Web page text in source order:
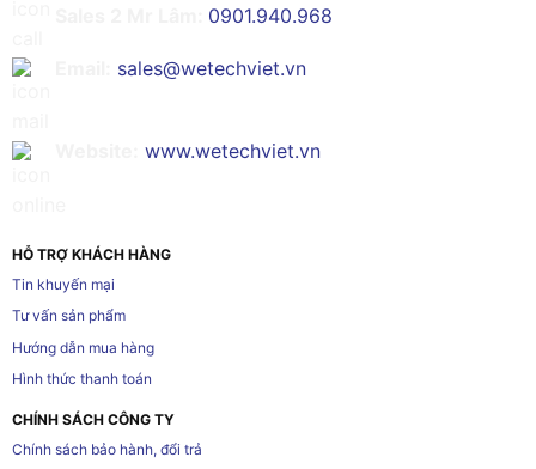
0901.940.968
sales@wetechviet.vn
www.wetechviet.vn
HỖ TRỢ KHÁCH HÀNG
Tin khuyến mại
Tư vấn sản phẩm
Hướng dẫn mua hàng
Hình thức thanh toán
CHÍNH SÁCH CÔNG TY
Chính sách bảo hành, đổi trả